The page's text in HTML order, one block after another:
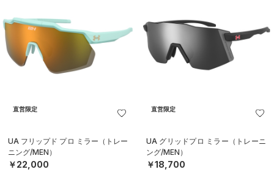
直営限定
UA フリップド プロ ミラー（トレー
ニング/MEN）
￥22,000
直営限定
UA グリッドプロ ミラー（トレーニ
ング/MEN）
￥18,700